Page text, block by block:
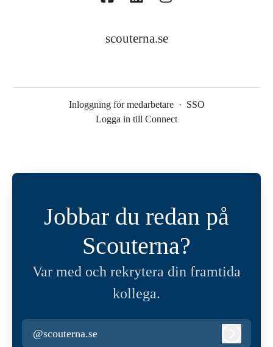
scouterna.se
Inloggning för medarbetare · SSO
Logga in till Connect
Jobbar du redan på
Scouterna?
Var med och rekrytera din framtida
kollega.
@scouterna.se